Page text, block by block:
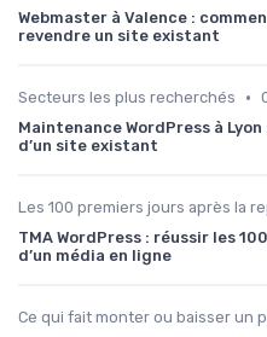
Webmaster à Valence :
revendre un site existant
Secteurs les plus recherchés •
Maintenance WordPress à
d’un site existant
Les 100 premiers jours après la
TMA WordPress : réussir les
d’un média en ligne
Ce qui fait monter ou baisser un